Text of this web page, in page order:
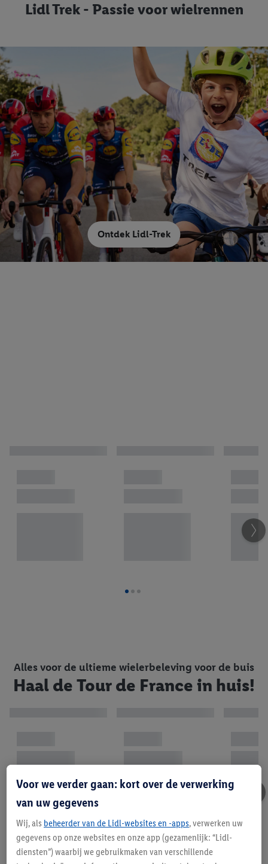
Lidl Trek - Passie voor wielrennen
Ontdek Lidl-Trek
Alles voor de ultieme wielerbeleving voor de buis
Haal de Tour de France in huis!
Voor we verder gaan: kort over de verwerking
van uw gegevens
Wij, als beheerder van de Lidl-websites en -apps, verwerken uw
gegevens op onze websites en onze app (gezamenlijk: “Lidl-
diensten”) waarbij we gebruikmaken van verschillende